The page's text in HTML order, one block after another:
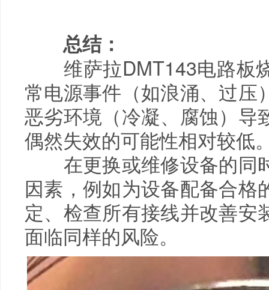
总结：
维萨拉DMT143电路板
常电源事件（如浪涌、过压
恶劣环境（冷凝、腐蚀）导
偶然失效的可能性相对较低
在更换或维修设备的同
因素，例如为设备配备合格
定、检查所有接线并改善安
面临同样的风险。